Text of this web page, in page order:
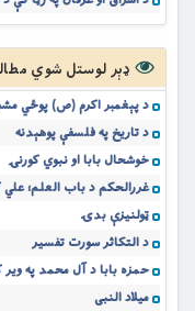
ډېر لوستل شوي
د پېغمبر اکرم (ص) پوځي
د تاریخ په فلسفې پوهېدنه
خوشحال بابا او نبوي کورنۍ
غررالحکم د باب العلم؛ علي
ټولنیزې بدۍ
د التکاثر سورت تفسیر
حمزه بابا د آل محمد په
میلاد النبی